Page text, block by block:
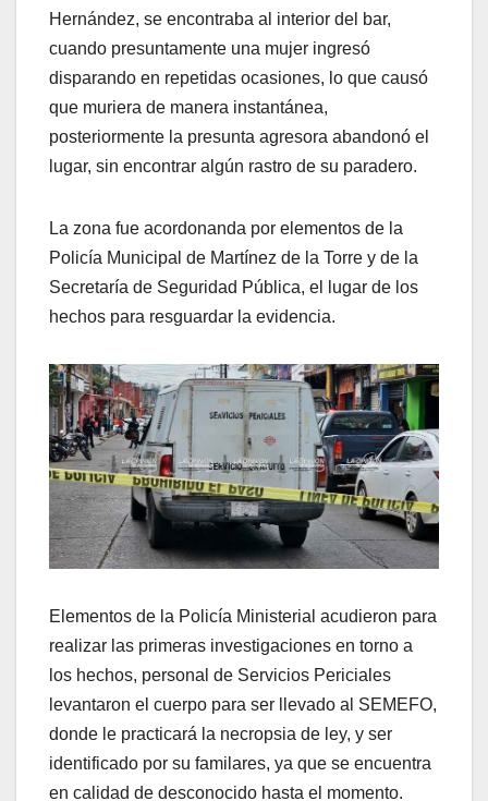
Hernández, se encontraba al interior del bar,
cuando presuntamente una mujer ingresó
disparando en repetidas ocasiones, lo que causó
que muriera de manera instantánea,
posteriormente la presunta agresora abandonó el
lugar, sin encontrar algún rastro de su paradero.
La zona fue acordonanda por elementos de la
Policía Municipal de Martínez de la Torre y de la
Secretaría de Seguridad Pública, el lugar de los
hechos para resguardar la evidencia.
Elementos de la Policía Ministerial acudieron para
realizar las primeras investigaciones en torno a
los hechos, personal de Servicios Periciales
levantaron el cuerpo para ser llevado al SEMEFO,
donde le practicará la necropsia de ley, y ser
identificado por su familares, ya que se encuentra
en calidad de desconocido hasta el momento.